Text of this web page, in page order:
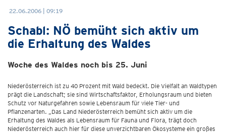
22.06.2006 | 09:19
Schabl: NÖ bemüht sich aktiv um
die Erhaltung des Waldes
Woche des Waldes noch bis 25. Juni
Niederösterreich ist zu 40 Prozent mit Wald bedeckt. Die Vielfalt an Waldtypen
prägt die Landschaft; sie sind Wirtschaftsfaktor, Erholungsraum und bieten
Schutz vor Naturgefahren sowie Lebensraum für viele Tier- und
Pflanzenarten. „Das Land Niederösterreich bemüht sich aktiv um die
Erhaltung des Waldes als Lebensraum für Fauna und Flora, trägt doch
Niederösterreich auch hier für diese unverzichtbaren Ökosysteme ein großes